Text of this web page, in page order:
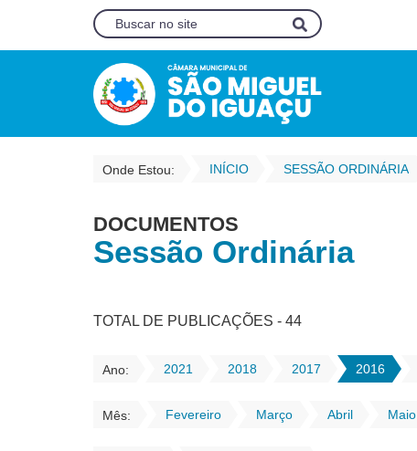
Onde Estou: INÍCIO SESSÃO ORDINÁRIA
DOCUMENTOS
Sessão Ordinária
TOTAL DE PUBLICAÇÕES - 44
Ano: 2021 2018 2017 2016
Mês: Fevereiro Março Abril Maio